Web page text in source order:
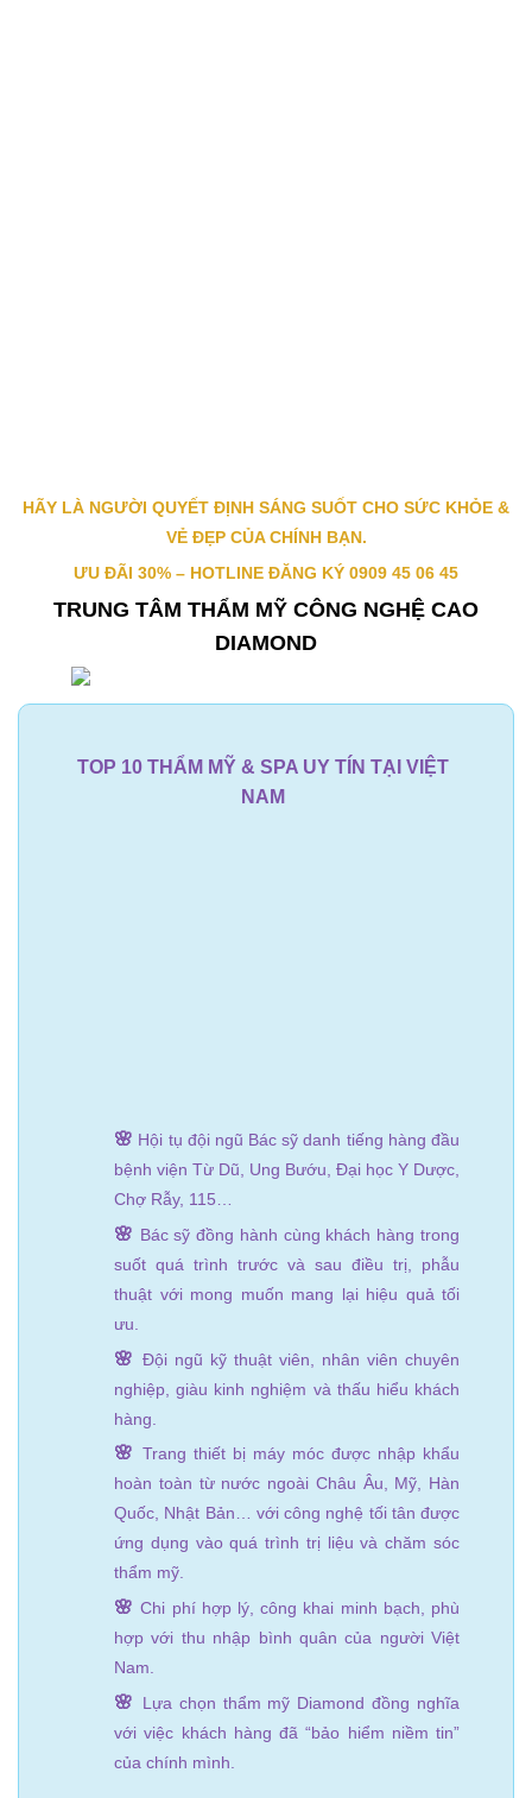
HÃY LÀ NGƯỜI QUYẾT ĐỊNH SÁNG SUỐT CHO SỨC KHỎE &
VẺ ĐẸP CỦA CHÍNH BẠN.
ƯU ĐÃI 30% – HOTLINE ĐĂNG KÝ 0909 45 06 45
TRUNG TÂM THẨM MỸ CÔNG NGHỆ CAO
DIAMOND
TOP 10 THẨM MỸ & SPA UY TÍN TẠI VIỆT
NAM
🌸 Hội tụ đội ngũ Bác sỹ danh tiếng hàng đầu
bệnh viện Từ Dũ, Ung Bướu, Đại học Y Dược,
Chợ Rẫy, 115…
🌸 Bác sỹ đồng hành cùng khách hàng trong
suốt quá trình trước và sau điều trị, phẫu
thuật với mong muốn mang lại hiệu quả tối
ưu.
🌸 Đội ngũ kỹ thuật viên, nhân viên chuyên
nghiệp, giàu kinh nghiệm và thấu hiểu khách
hàng.
🌸 Trang thiết bị máy móc được nhập khẩu
hoàn toàn từ nước ngoài Châu Âu, Mỹ, Hàn
Quốc, Nhật Bản… với công nghệ tối tân được
ứng dụng vào quá trình trị liệu và chăm sóc
thẩm mỹ.
🌸Chi phí hợp lý, công khai minh bạch, phù
hợp với thu nhập bình quân của người Việt
Nam.
🌸
Lựa chọn thẩm mỹ Diamond đồng nghĩa
với việc khách hàng đã “bảo hiểm niềm tin”
của chính mình.